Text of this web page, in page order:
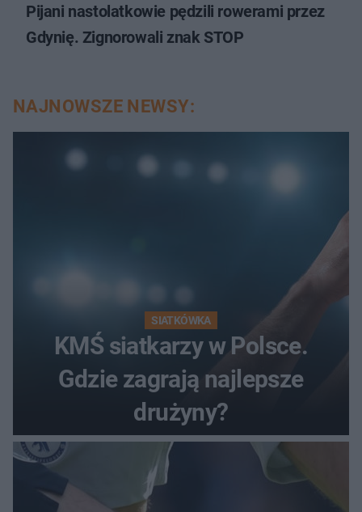
Pijani nastolatkowie pędzili rowerami przez
Gdynię. Zignorowali znak STOP
NAJNOWSZE NEWSY:
SIATKÓWKA
KMŚ siatkarzy w Polsce.
Gdzie zagrają najlepsze
drużyny?